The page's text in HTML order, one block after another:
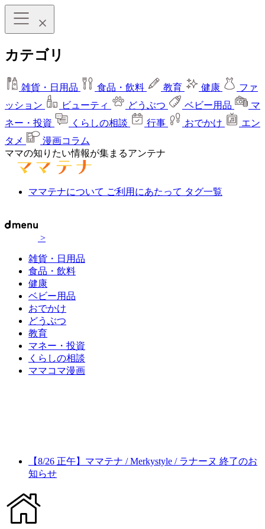
カテゴリ
雑貨・日用品 食品・飲料 教育 健康
ファ
ッション
ビューティ どうぶつ ベビー用品
マ
ネー・投資
くらしの相談 行事 おでかけ
エン
タメ
漫画コラム
ママの知りたい情報が集まるアンテナ
ママテナについて ご利用にあたって タグ一覧
>
雑貨・日用品
食品・飲料
健康
ベビー用品
おでかけ
どうぶつ
教育
マネー・投資
くらしの相談
ママコマ漫画
【8/26 正午】ママテナ / Merkystyle / ラナーヌ 終了のお
知らせ